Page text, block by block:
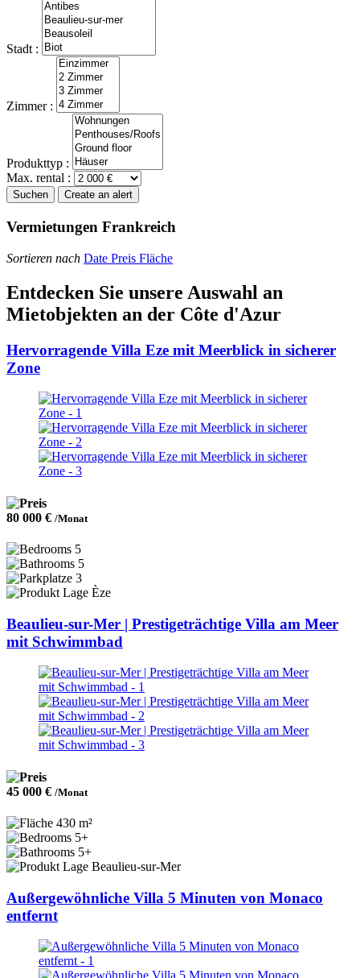
Stadt :
Zimmer :
Produkttyp :
Max. rental :
Suchen Create an alert
Vermietungen Frankreich
Sortieren nach Date Preis Fläche
Entdecken Sie unsere Auswahl an
Mietobjekten an der Côte d'Azur
Hervorragende Villa Eze mit Meerblick in sicherer
Zone
80 000 € /Monat
5
5
3
Èze
Beaulieu-sur-Mer | Prestigeträchtige Villa am Meer
mit Schwimmbad
45 000 € /Monat
430 m²
5+
5+
Beaulieu-sur-Mer
Außergewöhnliche Villa 5 Minuten von Monaco
entfernt